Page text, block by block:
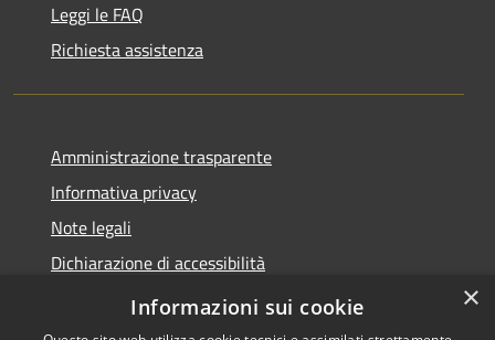
Leggi le FAQ
Richiesta assistenza
Amministrazione trasparente
Informativa privacy
Note legali
Dichiarazione di accessibilità
Obbietivi di accessibilità
×
Informazioni sui cookie